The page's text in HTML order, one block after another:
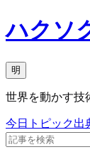
ハクソ
明
世界を動かす技
今日 トピック出